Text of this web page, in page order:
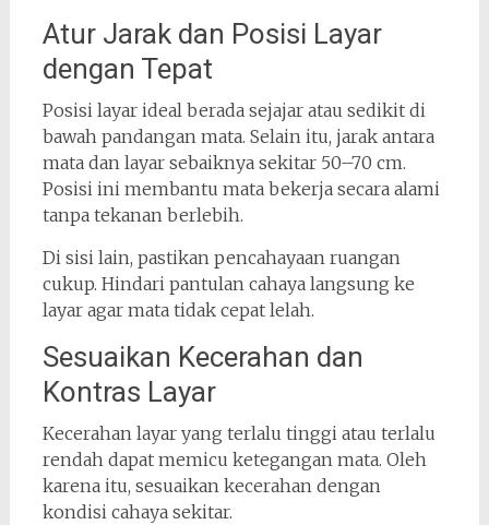
Atur Jarak dan Posisi Layar
dengan Tepat
Posisi layar ideal berada sejajar atau sedikit di
bawah pandangan mata. Selain itu, jarak antara
mata dan layar sebaiknya sekitar 50–70 cm.
Posisi ini membantu mata bekerja secara alami
tanpa tekanan berlebih.
Di sisi lain, pastikan pencahayaan ruangan
cukup. Hindari pantulan cahaya langsung ke
layar agar mata tidak cepat lelah.
Sesuaikan Kecerahan dan
Kontras Layar
Kecerahan layar yang terlalu tinggi atau terlalu
rendah dapat memicu ketegangan mata. Oleh
karena itu, sesuaikan kecerahan dengan
kondisi cahaya sekitar.